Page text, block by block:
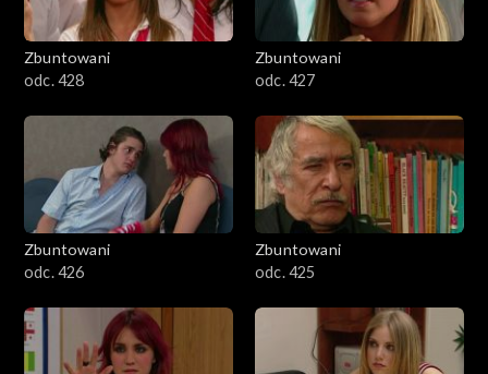
Zbuntowani
odc. 428
Zbuntowani
odc. 427
Zbuntowani
odc. 426
Zbuntowani
odc. 425